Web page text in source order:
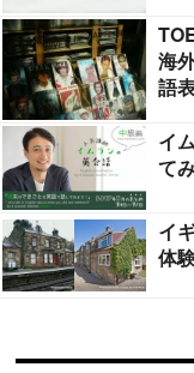
海
語
イ
て
イ
体